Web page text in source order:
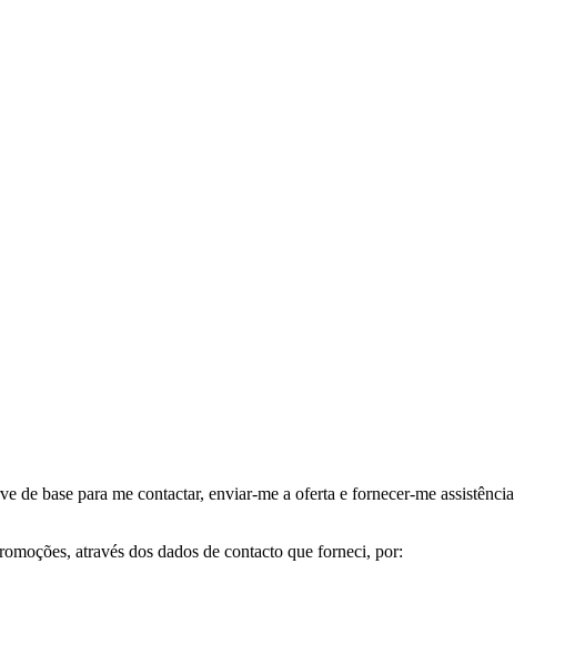
base para me contactar, enviar-me a oferta e fornecer-me assistência
através dos dados de contacto que forneci, por: